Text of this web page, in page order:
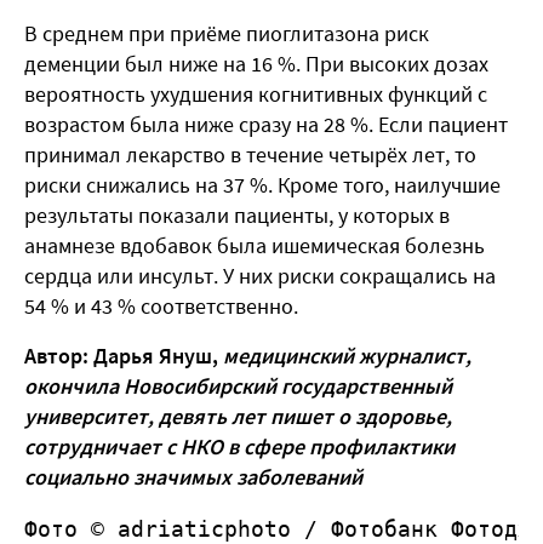
В среднем при приёме пиоглитазона риск
деменции был ниже на 16 %. При высоких дозах
вероятность ухудшения когнитивных функций с
возрастом была ниже сразу на 28 %. Если пациент
принимал лекарство в течение четырёх лет, то
риски снижались на 37 %. Кроме того, наилучшие
результаты показали пациенты, у которых в
анамнезе вдобавок была ишемическая болезнь
сердца или инсульт. У них риски сокращались на
54 % и 43 % соответственно.
Автор: Дарья Януш, медицинский журналист,
окончила Новосибирский государственный
университет, девять лет пишет о здоровье,
сотрудничает с НКО в сфере профилактики
социально значимых заболеваний
Фото © adriaticphoto / Фотобанк